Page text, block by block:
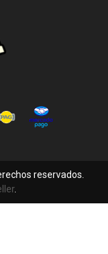
reservados.
.